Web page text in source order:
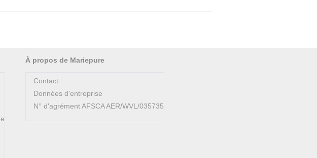
À propos de Mariepure
Contact
Données d'entreprise
N° d'agrément AFSCA AER/WVL/035735